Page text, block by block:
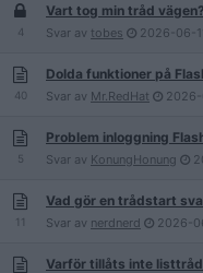
4
Vart tog min tråd vägen?
Svar av tobes 2026-06-
40
Dolda funktioner på
Svar av Mr.RedHat
5
Problem inloggning
Svar av KonungHonung
11
Vad gör en trådstart
Svar av nerdnerd 2026-
Varför tillåts inte